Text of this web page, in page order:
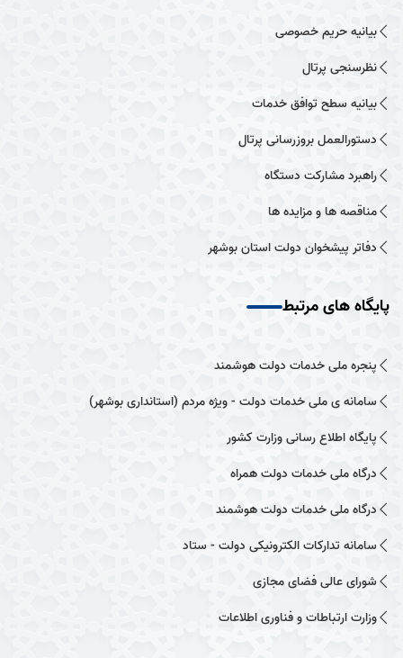
بیانیه حریم خصوصی
نظرسنجی پرتال
بیانیه سطح توافق خدمات
دستورالعمل بروزرسانی پرتال
راهبرد مشارکت دستگاه
مناقصه ها و مزایده ها
دفاتر پیشخوان دولت استان بوشهر
پایگاه های مرتبط
پنجره ملی خدمات دولت هوشمند
سامانه ی ملی خدمات دولت - ویژه مردم (استانداری بوشهر)
پایگاه اطلاع رسانی وزارت کشور
درگاه ملی خدمات دولت همراه
درگاه ملی خدمات دولت هوشمند
سامانه تدارکات الکترونیکی دولت - ستاد
شورای عالی فضای مجازی
وزارت ارتباطات و فناوری اطلاعات